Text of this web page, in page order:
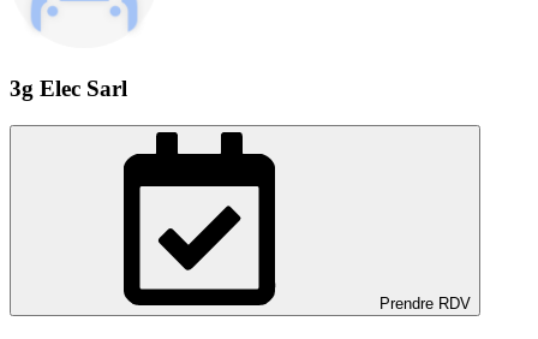
3g Elec Sarl
Prendre RDV